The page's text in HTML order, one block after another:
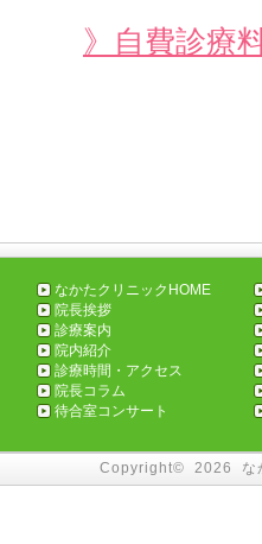
》自費診療
なかたクリニックHOME
院長挨拶
診療案内
院内紹介
診療時間・アクセス
院長コラム
待合室コンサート
Copyright© 2026 な